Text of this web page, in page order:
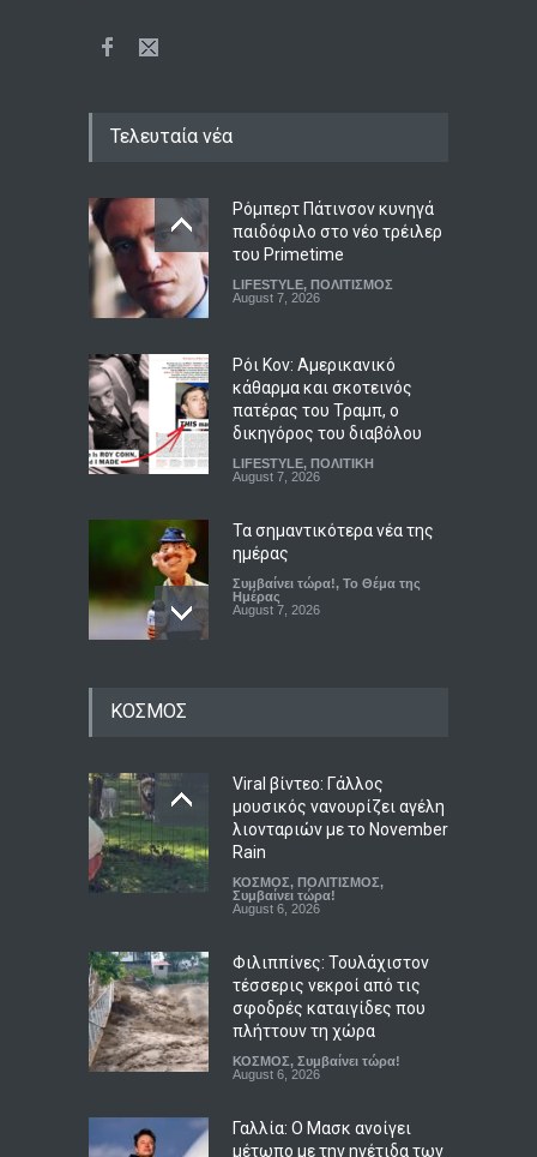
Τελευταία νέα
Ρόμπερτ Πάτινσον κυνηγά
παιδόφιλο στο νέο τρέιλερ
του Primetime
LIFESTYLE, ΠΟΛΙΤΙΣΜΟΣ
August 7, 2026
Ρόι Κον: Αμερικανικό
κάθαρμα και σκοτεινός
πατέρας του Τραμπ, ο
δικηγόρος του διαβόλου
LIFESTYLE, ΠΟΛΙΤΙΚΗ
August 7, 2026
Τα σημαντικότερα νέα της
ημέρας
Συμβαίνει τώρα!, Το Θέμα της
Ημέρας
August 7, 2026
ΠΟΛΙΤΙΚΗ,Συμβαίνει τώρα!
August 7, 2026
Ποιοι γιορτάζουν σήμερα, 7
Αυγούστου – Το
εορτολόγιο
ΚΟΣΜΟΣ
Viral βίντεο: Γάλλος
μουσικός νανουρίζει αγέλη
λιονταριών με το November
Rain
ΚΟΣΜΟΣ, ΠΟΛΙΤΙΣΜΟΣ,
Συμβαίνει τώρα!
August 6, 2026
Φιλιππίνες: Τουλάχιστον
τέσσερις νεκροί από τις
σφοδρές καταιγίδες που
πλήττουν τη χώρα
ΚΟΣΜΟΣ, Συμβαίνει τώρα!
August 6, 2026
Γαλλία: Ο Μασκ ανοίγει
μέτωπο με την ηγέτιδα των